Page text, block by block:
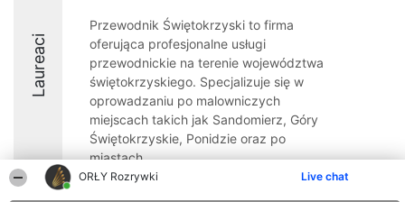
ORŁY Rozrywki Live chat
Laureaci
Przewodnik Świętokrzyski to firma
oferująca profesjonalne usługi
przewodnickie na terenie województwa
świętokrzyskiego. Specjalizuje się w
oprowadzaniu po malowniczych
miejscach takich jak Sandomierz, Góry
Świętokrzyskie, Ponidzie oraz po
miastach, ...